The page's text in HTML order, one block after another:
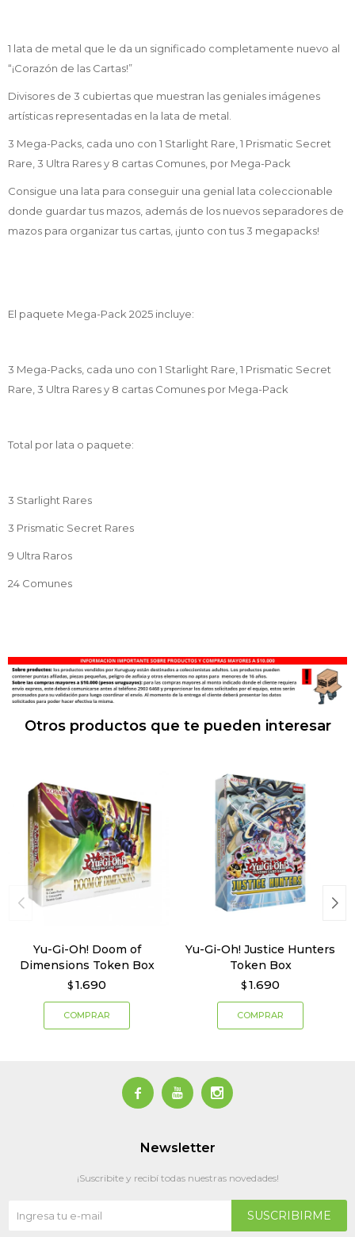
1 lata de metal que le da un significado completamente nuevo al
“¡Corazón de las Cartas!”
Divisores de 3 cubiertas que muestran las geniales imágenes
artísticas representadas en la lata de metal.
3 Mega-Packs, cada uno con 1 Starlight Rare, 1 Prismatic Secret
Rare, 3 Ultra Rares y 8 cartas Comunes, por Mega-Pack
Consigue una lata para conseguir una genial lata coleccionable
donde guardar tus mazos, además de los nuevos separadores de
mazos para organizar tus cartas, ¡junto con tus 3 megapacks!
El paquete Mega-Pack 2025 incluye:
3 Mega-Packs, cada uno con 1 Starlight Rare, 1 Prismatic Secret
Rare, 3 Ultra Rares y 8 cartas Comunes por Mega-Pack
Total por lata o paquete:
3 Starlight Rares
3 Prismatic Secret Rares
9 Ultra Raros
24 Comunes
Otros productos que te pueden interesar
Yu-Gi-Oh! Doom of
Dimensions Token Box
$ 1.690
Yu-Gi-Oh! Justice Hunters
Token Box
$ 1.690
  
Newsletter
¡Suscribite y recibí todas nuestras novedades!
SUSCRIBIRME